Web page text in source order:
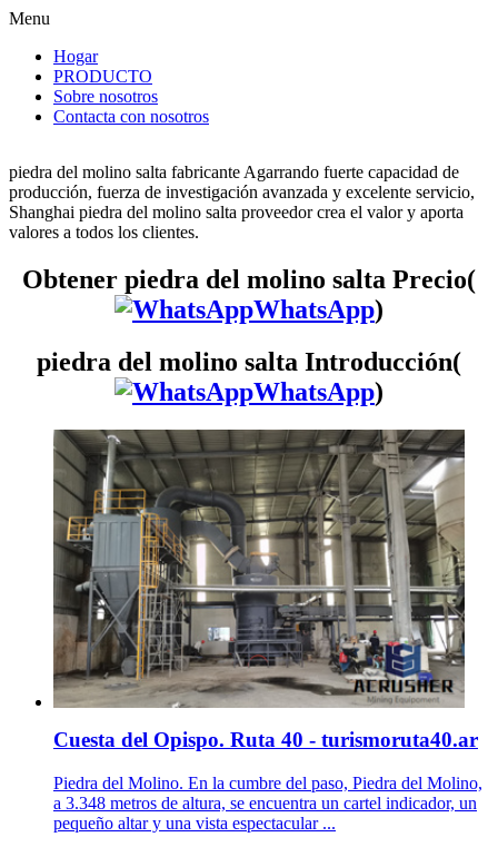
Menu
Hogar
PRODUCTO
Sobre nosotros
Contacta con nosotros
piedra del molino salta fabricante Agarrando fuerte capacidad de
producción, fuerza de investigación avanzada y excelente servicio,
Shanghai piedra del molino salta proveedor crea el valor y aporta
valores a todos los clientes.
Obtener piedra del molino salta Precio(
WhatsApp)
piedra del molino salta Introducción(
WhatsApp)
Cuesta del Opispo. Ruta 40 - turismoruta40.ar
Piedra del Molino. En la cumbre del paso, Piedra del Molino,
a 3.348 metros de altura, se encuentra un cartel indicador, un
pequeño altar y una vista espectacular ...